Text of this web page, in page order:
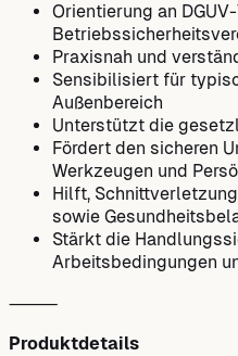
Orientierung an
Praxisnah und
Sensibilisiert für
Außenbereich
Unterstützt die
Fördert den sicheren
Werkzeugen und
Hilft,
sowie
Stärkt die
Arbeitsbedingungen
⸻
Produktdetails